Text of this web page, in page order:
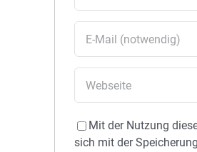
Mit der Nutzung
sich mit der